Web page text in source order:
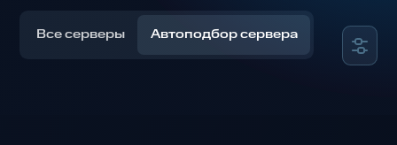
Все серверы Автоподбор сервера